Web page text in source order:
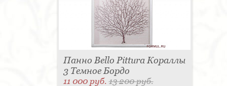
Панно Bello Pittura Кораллы
3 Темное Бордо
11 000 руб.13 200 руб.